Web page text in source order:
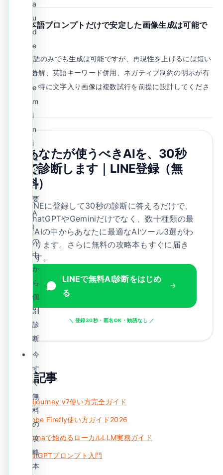
日本語プロンプトだけで安定した画像生成は可能で
日本語のみでも生成は可能ですが、再現性を上げるには短い
文への分解、英語キーワード併用、ネガティブ制約の明示が有
効です。特に文字入り画像は複数試行を前提に設計してくださ
あなたが使うべきAIを、30秒
で診断します｜LINE登録（無
料）
LINEに登録して30秒の診断に答えるだけで、
ChatGPTやGeminiだけでなく、数十種類の最
新AIの中からあなたに最適なAIツール3選がわ
かります。さらに無料の攻略本もすぐに届き
ます。
LINEで無料AI診断をはじめ
る
＼ 登録30秒・匿名OK・勧誘なし ／
関連記事
Midjourney v7使い方完全ガイド
Adobe Firefly使い方ガイド2026
Ollamaで始めるローカルLLM実務ガイド
ChatGPTプロンプト入門
a
u
d
e
・
G
e
m
i
n
i
な
ど
主
要
A
I
の
中
か
ら
個
別
診
断
今
す
ぐ
無
料
の
攻
略
本